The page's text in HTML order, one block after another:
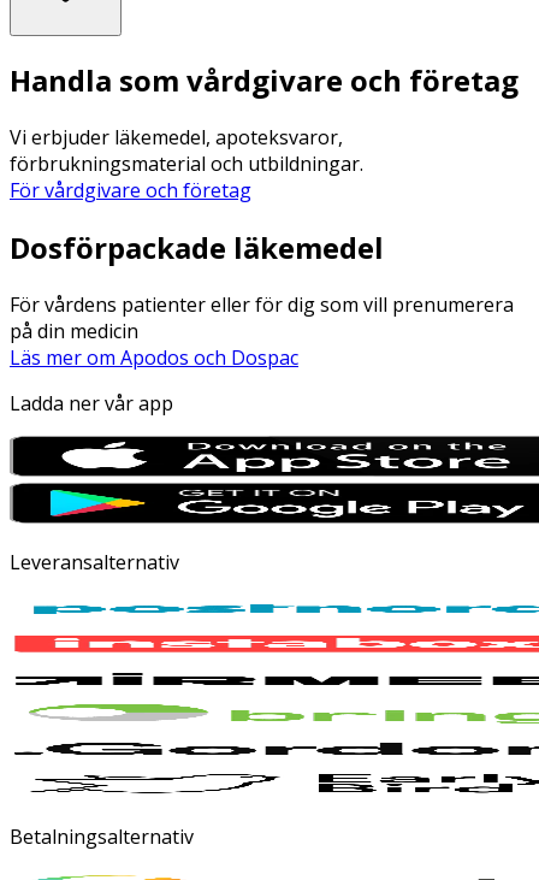
Handla som vårdgivare och företag
Vi erbjuder läkemedel, apoteksvaror,
förbrukningsmaterial och utbildningar.
För vårdgivare och företag
Dosförpackade läkemedel
För vårdens patienter eller för dig som vill prenumerera
på din medicin
Läs mer om Apodos och Dospac
Ladda ner vår app
Leveransalternativ
Betalningsalternativ